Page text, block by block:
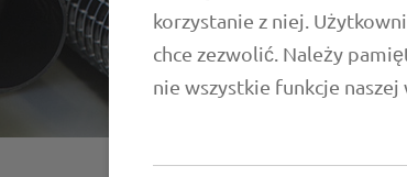
korzystanie z niej.
chce zezwolić. Należy
nie wszystkie funkcje